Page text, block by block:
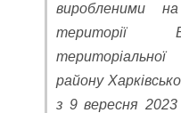
виробленими
території
району
з 9 вересня